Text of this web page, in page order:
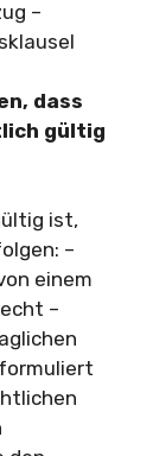
–
dass
gültig
ist,
–
einem
–